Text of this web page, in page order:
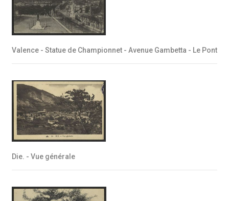
Valence - Statue de Championnet - Avenue Gambetta - Le Pont
Die. - Vue générale